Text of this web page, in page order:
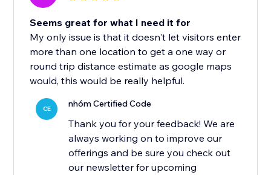
Seems great for what I need it for
My only issue is that it doesn't let visitors enter
more than one location to get a one way or
round trip distance estimate as google maps
would, this would be really helpful.
CE nhóm Certified Code
Thank you for your feedback! We are
always working on to improve our
offerings and be sure you check out
our newsletter for upcoming